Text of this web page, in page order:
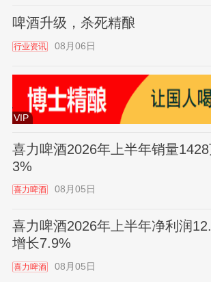
啤酒升级，杀死精酿
行业资讯 08月06日
VIP
喜力啤酒2026年上半年销量
3%
喜力啤酒 08月05日
喜力啤酒2026年上半年净利润
增长7.9%
喜力啤酒 08月05日